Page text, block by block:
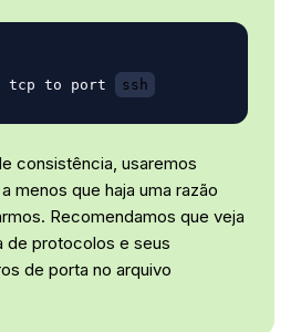
tcp to port
ssh
consistência, usaremos
menos que haja uma razão
Recomendamos que veja
de protocolos e seus
de porta no arquivo